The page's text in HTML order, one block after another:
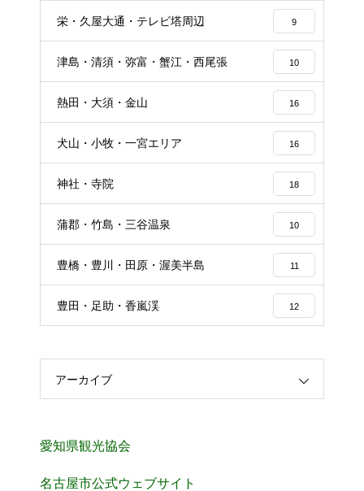
栄・久屋大通・テレビ塔周辺 9
津島・清須・弥富・蟹江・西尾張 10
熱田・大須・金山 16
犬山・小牧・一宮エリア 16
神社・寺院 18
蒲郡・竹島・三谷温泉 10
豊橋・豊川・田原・渥美半島 11
豊田・足助・香嵐渓 12
アーカイブ
愛知県観光協会
名古屋市公式ウェブサイト